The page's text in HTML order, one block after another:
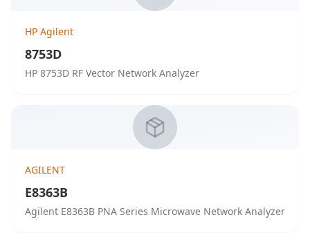
HP Agilent
8753D
HP 8753D RF Vector Network Analyzer
AGILENT
E8363B
Agilent E8363B PNA Series Microwave Network Analyzer